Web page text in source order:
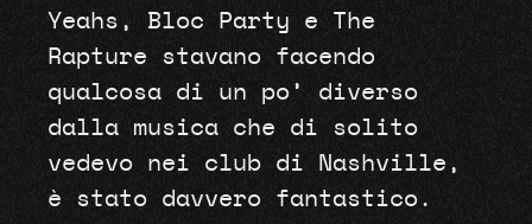
Yeahs, Bloc Party e The
Rapture stavano facendo
qualcosa di un po’ diverso
dalla musica che di solito
vedevo nei club di Nashville,
è stato davvero fantastico.